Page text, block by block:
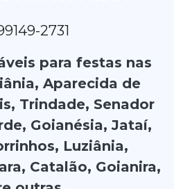
2731
para festas nas
Aparecida de
Trindade, Senador
Goianésia, Jataí,
Luziânia,
Catalão, Goianira,